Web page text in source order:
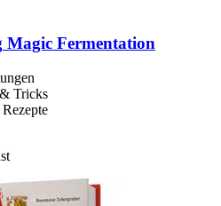
Magic Fermentation
Tricks